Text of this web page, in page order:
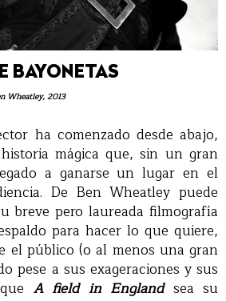
BAYONETAS
Wheatley, 2013
ha comenzado desde abajo,
mágica que, sin un gran
a ganarse un lugar en el
De Ben Wheatley puede
breve pero laureada filmografía
para hacer lo que quiere,
el público (o al menos una gran
pese a sus exageraciones y sus
A field in Englandsea su